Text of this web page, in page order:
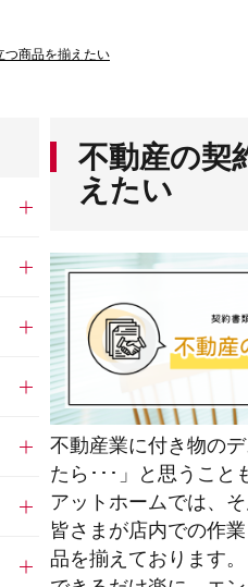
つ商品を揃えたい
不動産の契
えたい
不動産業に付き物の
たら･･･」と思うこと
アットホームでは、
皆さまが店内での作
品を揃えております。